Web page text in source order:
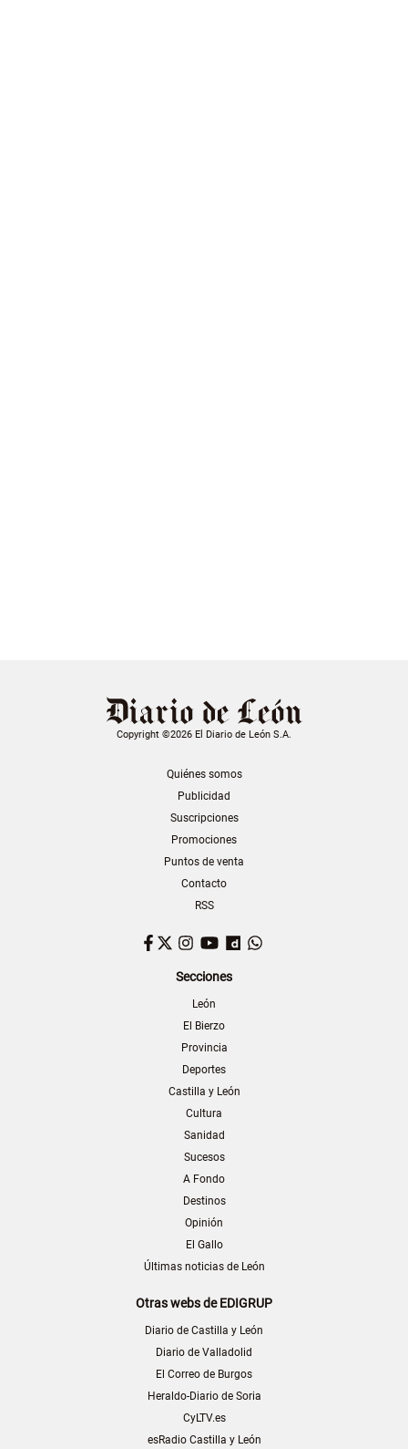
Copyright ©2026 El Diario de León S.A.
Quiénes somos
Publicidad
Suscripciones
Promociones
Puntos de venta
Contacto
RSS
Facebook
TwitterInstagram
YouTubeDailymotion
Secciones
León
El Bierzo
Provincia
Deportes
Castilla y León
Cultura
Sanidad
Sucesos
A Fondo
Destinos
Opinión
El Gallo
Últimas noticias de León
Otras webs de EDIGRUP
Diario de Castilla y León
Diario de Valladolid
El Correo de Burgos
Heraldo-Diario de Soria
CyLTV.es
esRadio Castilla y León